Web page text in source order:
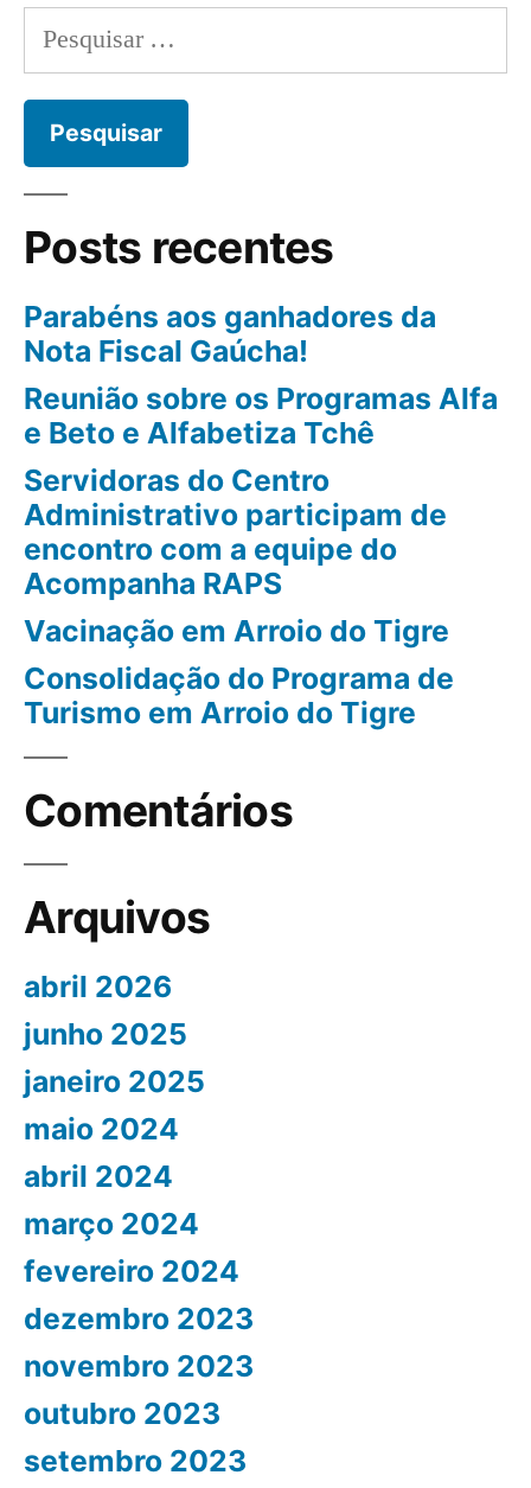
Posts recentes
Parabéns aos ganhadores da
Nota Fiscal Gaúcha!
Reunião sobre os Programas Alfa
e Beto e Alfabetiza Tchê
Servidoras do Centro
Administrativo participam de
encontro com a equipe do
Acompanha RAPS
Vacinação em Arroio do Tigre
Consolidação do Programa de
Turismo em Arroio do Tigre
Comentários
Arquivos
abril 2026
junho 2025
janeiro 2025
maio 2024
abril 2024
março 2024
fevereiro 2024
dezembro 2023
novembro 2023
outubro 2023
setembro 2023